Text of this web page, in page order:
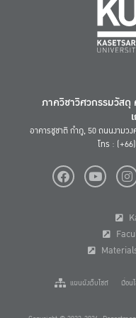
ภาควิชาวิศวกรรมวัส
อาคารชูชาติ กำภู, 50 ถนนงามว
โทร :
แผนผังเว็บไซต์ เงื่อน